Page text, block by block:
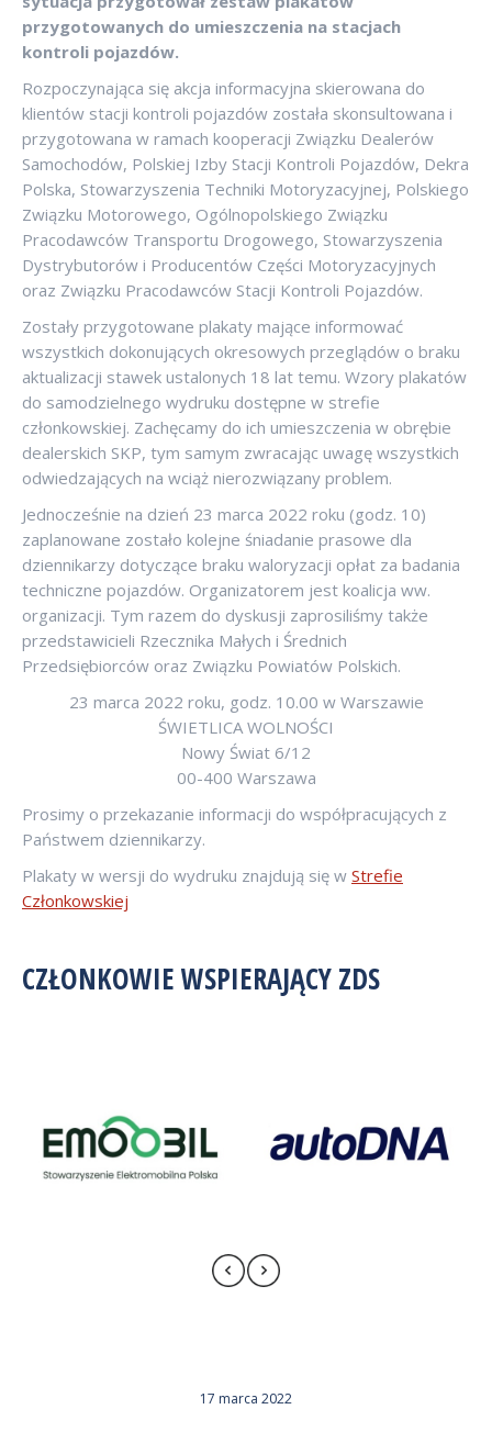
przygotowanych do umieszczenia na stacjach
kontroli pojazdów.
Rozpoczynająca się akcja informacyjna skierowana do
klientów stacji kontroli pojazdów została skonsultowana i
przygotowana w ramach kooperacji Związku Dealerów
Samochodów, Polskiej Izby Stacji Kontroli Pojazdów, Dekra
Polska, Stowarzyszenia Techniki Motoryzacyjnej, Polskiego
Związku Motorowego, Ogólnopolskiego Związku
Pracodawców Transportu Drogowego, Stowarzyszenia
Dystrybutorów i Producentów Części Motoryzacyjnych
oraz Związku Pracodawców Stacji Kontroli Pojazdów.
Zostały przygotowane plakaty mające informować
wszystkich dokonujących okresowych przeglądów o braku
aktualizacji stawek ustalonych 18 lat temu. Wzory plakatów
do samodzielnego wydruku dostępne w strefie
członkowskiej. Zachęcamy do ich umieszczenia w obrębie
dealerskich SKP, tym samym zwracając uwagę wszystkich
odwiedzających na wciąż nierozwiązany problem.
Jednocześnie na dzień 23 marca 2022 roku (godz. 10)
zaplanowane zostało kolejne śniadanie prasowe dla
dziennikarzy dotyczące braku waloryzacji opłat za badania
techniczne pojazdów. Organizatorem jest koalicja ww.
organizacji. Tym razem do dyskusji zaprosiliśmy także
przedstawicieli Rzecznika Małych i Średnich
Przedsiębiorców oraz Związku Powiatów Polskich.
23 marca 2022 roku, godz. 10.00 w Warszawie
ŚWIETLICA WOLNOŚCI
Nowy Świat 6/12
00-400 Warszawa
Prosimy o przekazanie informacji do współpracujących z
Państwem dziennikarzy.
Plakaty w wersji do wydruku znajdują się w Strefie
Członkowskiej
CZŁONKOWIE WSPIERAJĄCY ZDS
17 marca 2022